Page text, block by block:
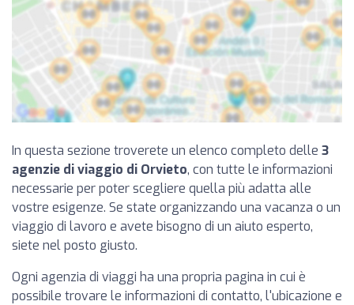
In questa sezione troverete un elenco completo delle 3
agenzie di viaggio di Orvieto, con tutte le informazioni
necessarie per poter scegliere quella più adatta alle
vostre esigenze. Se state organizzando una vacanza o un
viaggio di lavoro e avete bisogno di un aiuto esperto,
siete nel posto giusto.
Ogni agenzia di viaggi ha una propria pagina in cui è
possibile trovare le informazioni di contatto, l'ubicazione e